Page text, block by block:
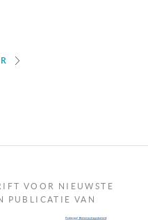
VOOR NIEUWSTE
PUBLICATIE VAN